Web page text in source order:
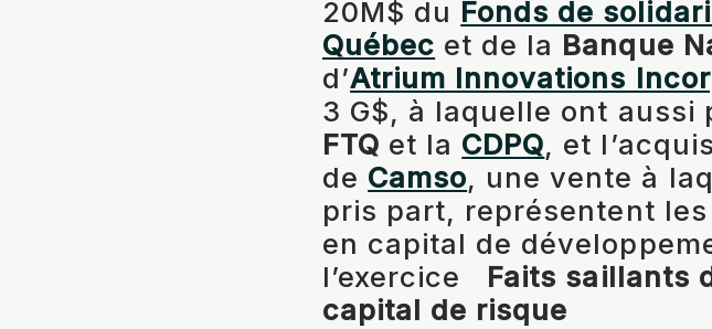
20M$ du Fonds de
Québec et de la Banque
d’Atrium Innovations
3 G$, à laquelle ont aussi
FTQ et la CDPQ, et
de Camso, une vente à
pris part, représentent
en capital de
l’exercice
Faits saillants
capital de risque